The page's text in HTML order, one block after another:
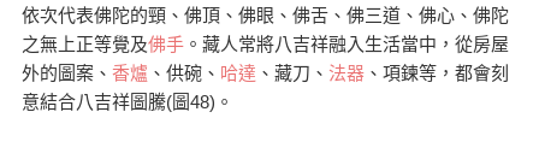
依次代表佛陀的頸、佛頂、佛眼、佛舌、佛三道、佛心、佛陀
之無上正等覺及佛手。藏人常將八吉祥融入生活當中，從房屋
外的圖案、 香爐 、供碗、 哈達 、藏刀、 法器、項鍊等，都會刻
意結合八吉祥圖騰(圖48)。